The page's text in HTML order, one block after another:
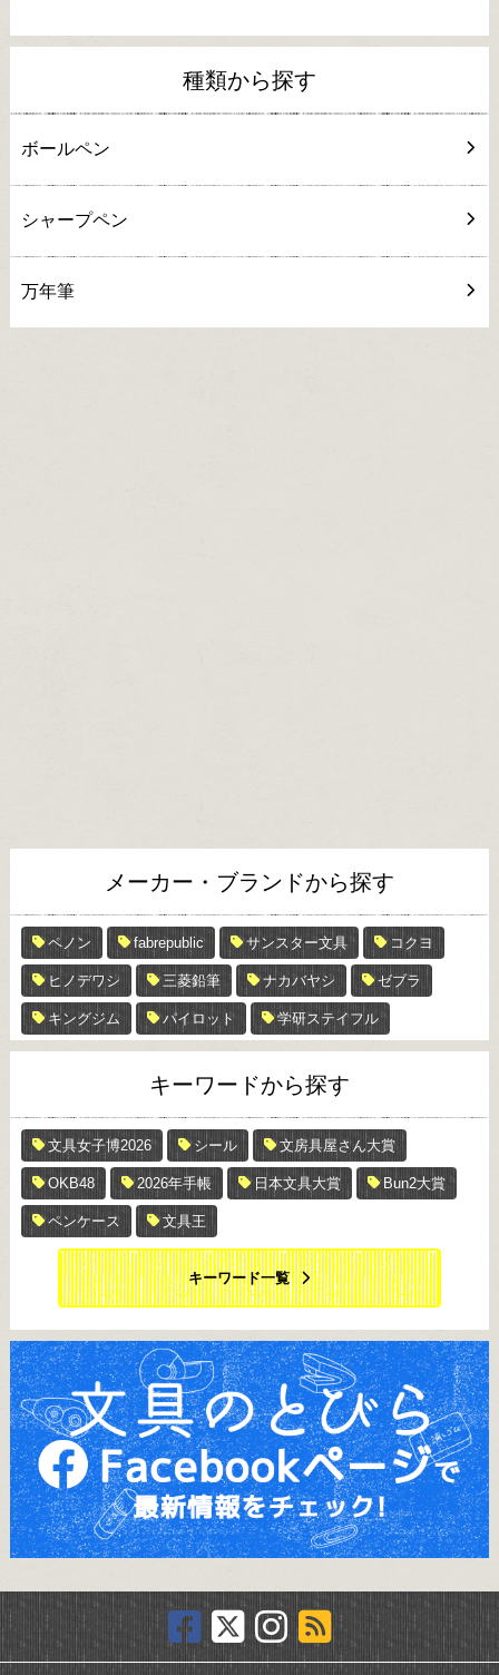
種類から探す
ボールペン
シャープペン
万年筆
メーカー・ブランドから探す
ペノン fabrepublic サンスター文具 コクヨ
ヒノデワシ 三菱鉛筆 ナカバヤシ ゼブラ
キングジム パイロット 学研ステイフル
キーワードから探す
文具女子博2026 シール 文房具屋さん大賞
OKB48 2026年手帳 日本文具大賞 Bun2大賞
ペンケース 文具王
キーワード一覧